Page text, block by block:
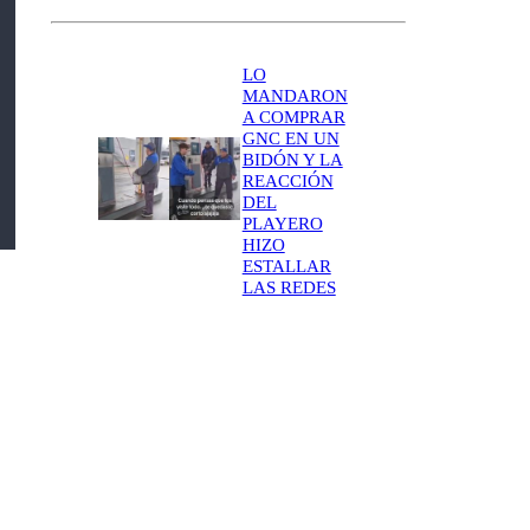
LO
MANDARON
A COMPRAR
GNC EN UN
BIDÓN Y LA
REACCIÓN
DEL
PLAYERO
HIZO
ESTALLAR
LAS REDES